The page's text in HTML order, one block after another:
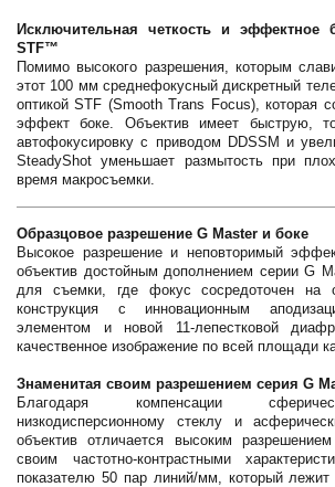
Исключительная четкость и эффектное
STF™
Помимо высокого разрешения, которым
этот 100 мм среднефокусный дискретный
оптикой STF (Smooth Trans Focus), которая
эффект боке. Объектив имеет быструю,
автофокусировку с приводом DDSSM и
SteadyShot уменьшает размытость при
время макросъемки.
Образцовое разрешение G Master и боке
Высокое разрешение и неповторимый
объектив достойным дополнением серии G
для съемки, где фокус сосредоточен на
конструкция с инновационным
элементом и новой 11-лепестковой
качественное изображение по всей площади
Знаменитая своим разрешением серия G
Благодаря компенсации
низкодисперсионному стеклу и
объектив отличается высоким
своим частотно-контрастными
показателю 50 пар линий/мм, который лежит